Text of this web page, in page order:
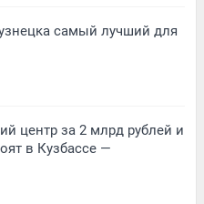
самый лучший для
центр за 2 млрд рублей и
в Кузбассе —